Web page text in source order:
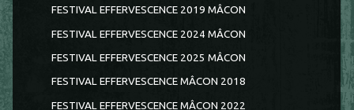
FESTIVAL EFFERVESCENCE 2019 MÂCON
FESTIVAL EFFERVESCENCE 2024 MÂCON
FESTIVAL EFFERVESCENCE 2025 MÂCON
FESTIVAL EFFERVESCENCE MÂCON 2018
FESTIVAL EFFERVESCENCE MÂCON 2022